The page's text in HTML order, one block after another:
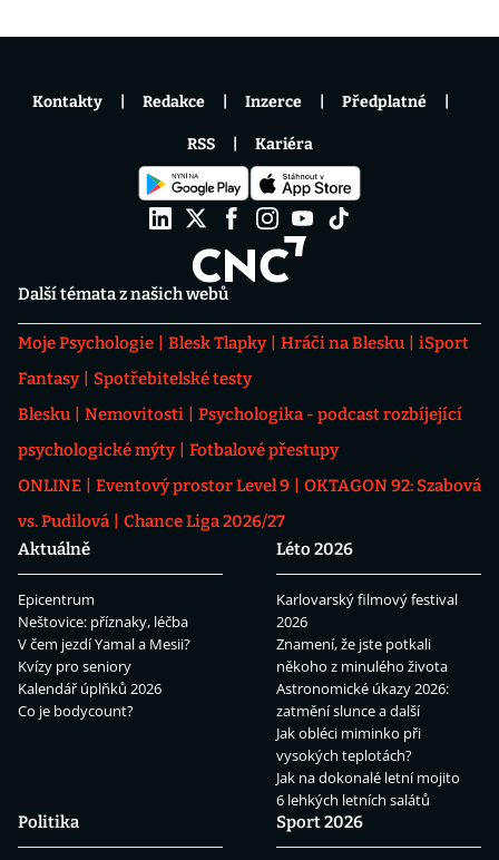
Další témata z našich webů
Moje Psychologie Blesk Tlapky Hráči na Blesku
iSport
Fantasy
Spotřebitelské testy
Blesku
Nemovitosti
Psychologika - podcast rozbíjející
psychologické mýty
Fotbalové přestupy
ONLINE
Eventový prostor Level 9
OKTAGON 92: Szabová
vs. Pudilová
Chance Liga 2026/27
Aktuálně
Epicentrum
Neštovice: příznaky, léčba
V čem jezdí Yamal a Mesii?
Kvízy pro seniory
Kalendář úplňků 2026
Co je bodycount?
Léto 2026
Karlovarský filmový festival
2026
Znamení, že jste potkali
někoho z minulého života
Astronomické úkazy 2026:
zatmění slunce a další
Jak obléci miminko při
vysokých teplotách?
Jak na dokonalé letní mojito
6 lehkých letních salátů
Politika
Sport 2026
Kontakty Redakce Inzerce Předplatné
RSS Kariéra